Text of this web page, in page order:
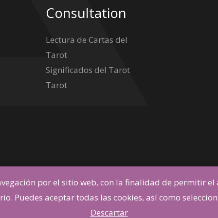
por el sitio web, con la finalidad de permitir
Puedes aceptar todas las cookies, así como
Descartar
Consultation
Lectura de Cartas del
Tarot
Significados del Tarot
Tarot